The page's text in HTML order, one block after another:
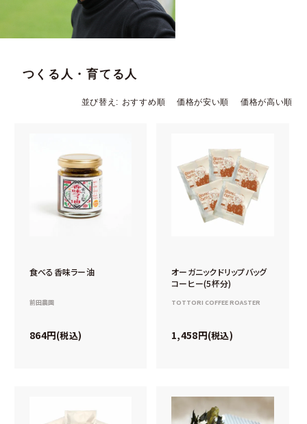
つくる人・育てる人
並び替え おすすめ順 価格が安い順 価格が高い順
食べる香味ラー油
前田農園
864 税込
オーガニックドリップバッグ
コーヒー(5杯分)
TOTTORI COFFEE ROASTER
1,458 税込